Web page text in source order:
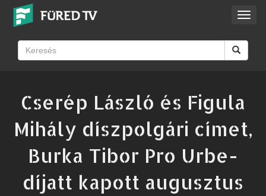
Cserép László és Figula
Mihály díszpolgári címet,
Burka Tibor Pro Urbe-
díjatt kapott augusztus